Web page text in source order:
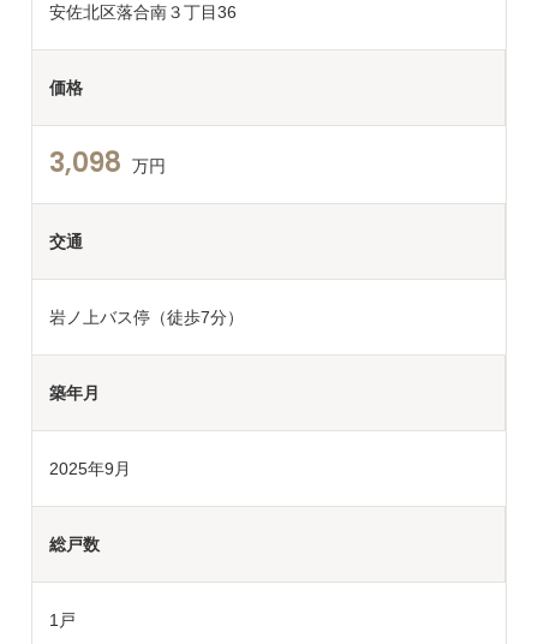
安佐北区落合南３丁目36
価格
3,098 万円
交通
岩ノ上バス停（徒歩7分）
築年月
2025年9月
総戸数
1戸